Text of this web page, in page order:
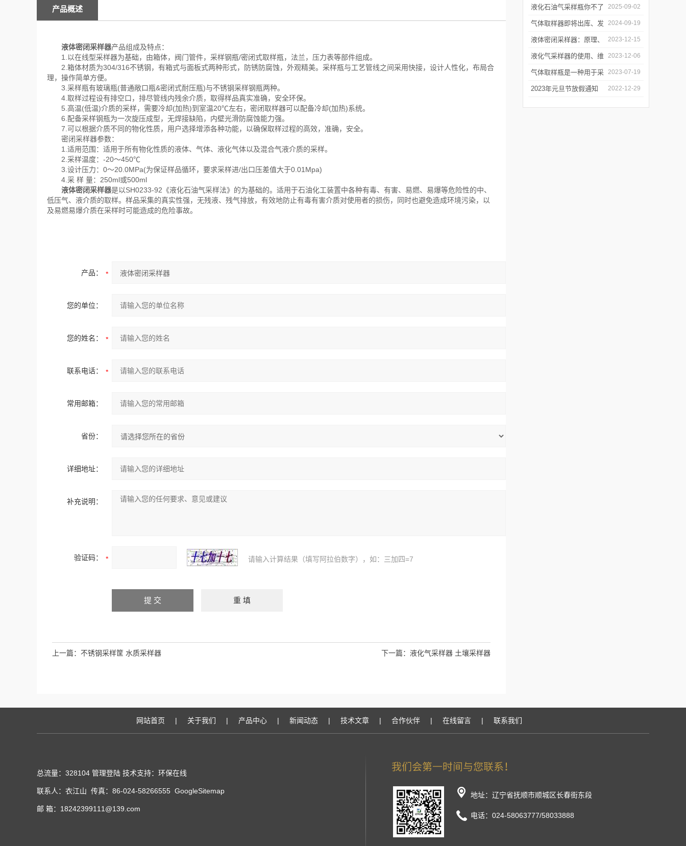
2025年国庆中秋放假通知
液化石油气采样瓶你不了
解的知识！
2025-09-02
气体取样器即将出库、发
货！
2024-09-19
液体密闭采样器：原理、
应用和优势
2023-12-15
液化气采样器的使用、维
护与优化
2023-12-06
气体取样瓶是一种用于采
集、贮存和分析气体样品
2023-07-19
2023年元旦节放假通知 2022-12-29
产品概述
液体密闭采样器产品组成及特点：
1.以在线型采样器为基础，由箱体，阀门管件，采样钢瓶/密闭式取样瓶，法兰，压力表等部件组成。
2.箱体材质为304/316不锈钢，有箱式与面板式两种形式，防锈防腐蚀，外观精美。采样瓶与工艺管线之间采用快接，设计人性化，布局合
理，操作简单方便。
3.采样瓶有玻璃瓶(普通敞口瓶&密闭式耐压瓶)与不锈钢采样钢瓶两种。
4.取样过程设有排空口，排尽管线内残余介质，取得样品真实准确，安全环保。
5.高温(低温)介质的采样，需要冷却(加热)到室温20℃左右，密闭取样器可以配备冷却(加热)系统。
6.配备采样钢瓶为一次旋压成型，无焊接缺陷，内壁光滑防腐蚀能力强。
7.可以根据介质不同的物化性质，用户选择增添各种功能，以确保取样过程的高效，准确，安全。
密闭采样器参数：
1.适用范围：适用于所有物化性质的液体、气体、液化气体以及混合气液介质的采样。
2.采样温度：-20～450℃
3.设计压力：0～20.0MPa(为保证样品循环，要求采样进/出口压差值大于0.01Mpa)
4.采 样 量：250ml或500ml
液体密闭采样器是以SH0233-92《液化石油气采样法》的为基础的。适用于石油化工装置中各种有毒、有害、易燃、易爆等危险性的中、
低压气、液介质的取样。样品采集的真实性强，无残液、残气排放，有效地防止有毒有害介质对使用者的损伤，同时也避免造成环境污染，以
及易燃易爆介质在采样时可能造成的危险事故。
产品：
您的单位：
您的姓名：
联系电话：
常用邮箱：
省份：
详细地址：
补充说明：
验证码： 请输入计算结果（填写阿拉伯数字），如：三加四=7
上一篇： 不锈钢采样筐 水质采样器 下一篇： 液化气采样器 土壤采样器
网站首页 | 关于我们 | 产品中心 | 新闻动态 | 技术文章 | 合作伙伴 | 在线留言 | 联系我们
总流量：328104 管理登陆 技术支持： 环保在线
联系人：衣江山 传真：86-024-58266555 GoogleSitemap
邮 箱：18242399111@139.com
地址：辽宁省抚顺市顺城区长春街东段
电话：024-58063777/58033888